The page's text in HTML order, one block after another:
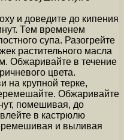
и доведите до кипения
Тем временем
супа. Разогрейте
растительного масла
Обжаривайте в течение
цвета.
на крупной терке,
Обжаривайте
помешивая, до
в кастрюлю
и выливая